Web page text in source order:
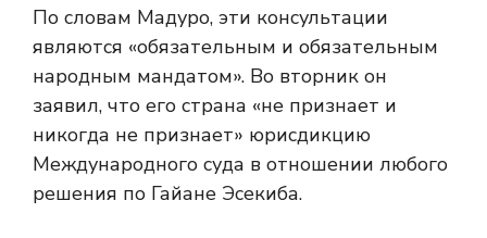
По словам Мадуро, эти консультации
являются «обязательным и обязательным
народным мандатом». Во вторник он
заявил, что его страна «не признает и
никогда не признает» юрисдикцию
Международного суда в отношении любого
решения по Гайане Эсекиба.